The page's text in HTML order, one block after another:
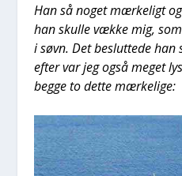
Han så noget mær­ke­ligt
han skul­le væk­ke mig,
i søvn. Det beslut­te­de
efter var jeg også meget
beg­ge to det­te mær­ke­li­ge: